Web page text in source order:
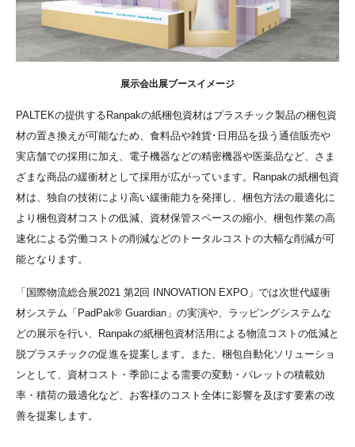
展示会出展ブースイメージ
PALTEKの提供するRanpakの紙梱包資材はプラスチック製品の梱包資
材の置き換えが可能なため、食料品や雑貨･日用品を扱う通信販売や
実店舗での採用に加え、電子機器などの精密機器や医薬品など、さま
ざまな商品の緩衝材として採用が広がっています。Ranpakの紙梱包資
材は、独自の技術により高い緩衝能力を発揮し、梱包方法の最適化に
より梱包資材コストの低減、資材保管スペースの縮小、梱包作業の高
速化による労働コストの削減などのトータルコストの大幅な削減が可
能となります。
「国際物流総合展2021 第2回 INNOVATION EXPO」では次世代緩衝
材システム「PadPak® Guardian」の実演や、ラッピングシステムな
どの展示を行い、Ranpakの紙梱包資材活用による物流コストの低減と
脱プラスチックの促進を提案します。また、梱包自動化ソリューショ
ンとして、資材コスト・季節による需要の変動・パレットの積載効
率・積荷の最適化など、お客様のコスト全体に影響を及ぼす要素の改
善を提案します。